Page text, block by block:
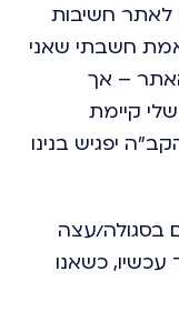
לאתר חשיבות
חשבתי שאני
– אך
קיימת
יפגיש בנינו
בסגולה/עצה
עכשיו, כשאנו